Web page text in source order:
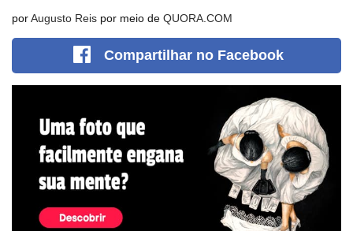
por Augusto Reis por meio de QUORA.COM
Compartilhar no Facebook